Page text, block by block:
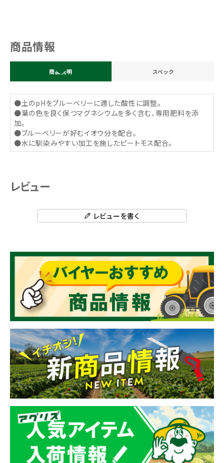
商品情報
商品説明 スペック
●土のpHをブルーベリーに適した酸性に調整。
●葉の色を良く保つマグネシウムを多く含む、専用肥料を添
加。
●ブルーベリーが好むイオウ分を配合。
●水に馴染みやすい加工を施したピートモス配合。
レビュー
レビューを書く